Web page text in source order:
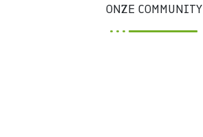
ONZE COMMUNITY